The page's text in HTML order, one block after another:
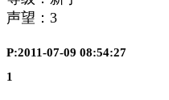
声望： 3
P:2011-07-09 08:54:27
1